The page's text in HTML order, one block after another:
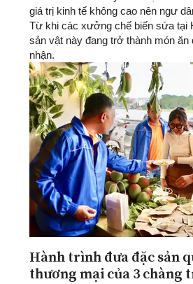
giá trị kinh tế không cao nên ngư
Từ khi các xưởng chế biến sứa tại
sản vật này đang trở thành món
nhận.
Hành trình đưa đặc sản
thương mại của 3 chàng